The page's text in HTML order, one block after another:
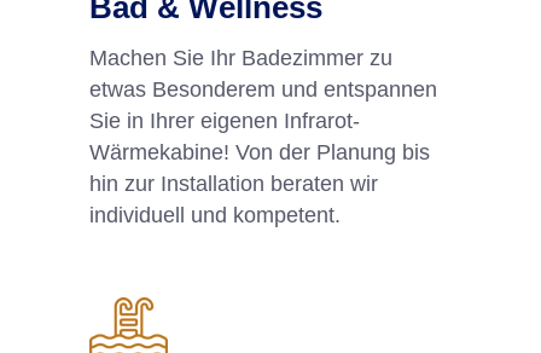
Bad & Wellness
Machen Sie Ihr Badezimmer zu
etwas Besonderem und entspannen
Sie in Ihrer eigenen Infrarot-
Wärmekabine! Von der Planung bis
hin zur Installation beraten wir
individuell und kompetent.